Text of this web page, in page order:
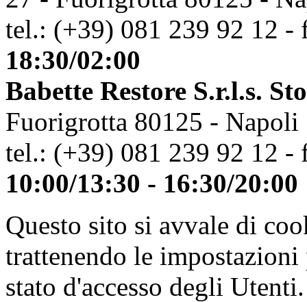
tel.: (+39) 081 239 92 12 -
18:30/02:00
Babette Restore S.r.l.s.
Fuorigrotta 80125 - Napoli
tel.: (+39) 081 239 92 12 -
10:00/13:30 - 16:30/20:00
Questo sito si avvale di
trattenendo le
stato d'accesso degli Utenti.